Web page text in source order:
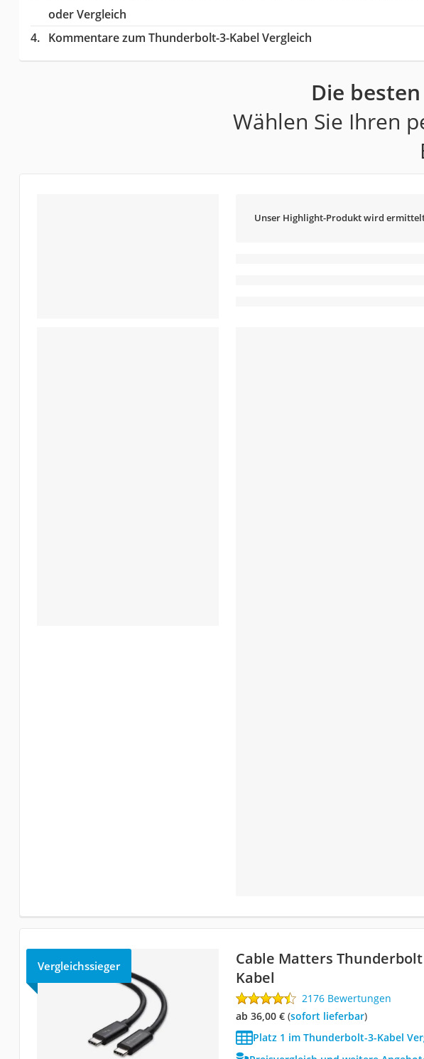
oder Vergleich
Kommentare zum Thunderbolt-3-Kabel Vergleich
Die
Wählen Sie Ihren
Unser Highlight-Produkt wird
Vergleichssieger
Cable Matters
Kabel
2176 Bewertungen
ab 36,00 €( Sofort lieferbar)
Platz 1 im Thunderbolt-3-Kabel